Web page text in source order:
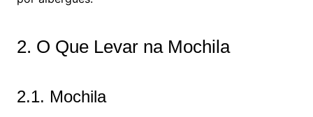
2. O Que Levar na Mochila
2.1. Mochila